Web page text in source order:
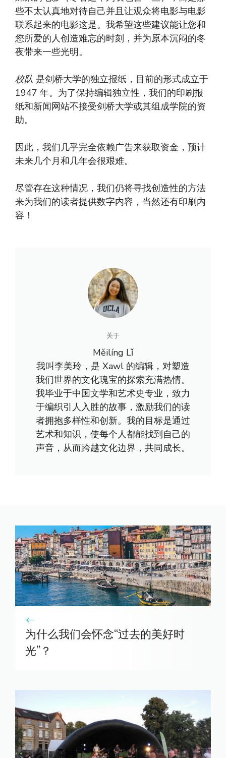
些不太认真地对待自己并且让观众将电影与电影
联系起来的电影这是。我希望这些建议能让您和
您所爱的人创造难忘的时刻，并为原本沉闷的冬
夜带来一些光明。
校队 是剑桥大学的独立报纸，目前的形式成立于
1947 年。为了保持编辑独立性，我们的印刷报
纸和新闻网站不接受剑桥大学或其组成学院的资
助。
因此，我们几乎完全依赖广告来获取资金，预计
未来几个月和几年会很艰难。
尽管存在这种情况，我们仍将寻找创造性的方法
来为我们的读者提供数字内容，当然还有印刷内
容！
关于
Měilíng Lǐ
我叫李美玲，是 Xawl 的编辑，对塑造
我们世界的文化瑰宝的探索充满热情。
我毕业于中国文学和艺术史专业，致力
于编织引人入胜的故事，激励我们的读
者拥抱多样性和创新。我的目标是通过
艺术和知识，使每个人都能找到自己的
声音，从而跨越文化边界，共同成长。
为什么我们会怀念“过去的美好时
光”？